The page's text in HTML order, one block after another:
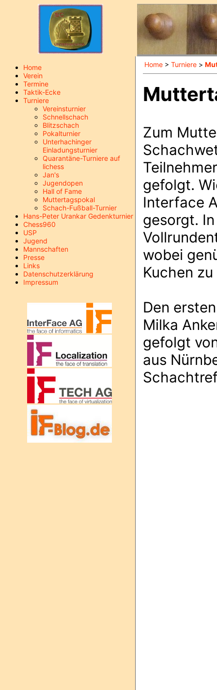
Home
Verein
Termine
Taktik-Ecke
Turniere
Vereinsturnier
Schnellschach
Blitzschach
Pokalturnier
Unterhachinger
Einladungsturnier
Quarantäne-Turniere auf
lichess
Jan's
Jugendopen
Hall of Fame
Muttertagspokal
Schach-Fußball-Turnier
Hans-Peter Urankar Gedenkturnier
Chess960
USP
Jugend
Mannschaften
Presse
Links
Datenschutzerklärung
Impressum
Home > Turniere >
Zum
gefolgt.
Interface
gesorgt.
wobei
Kuchen
Den
Milka
gefolgt
aus